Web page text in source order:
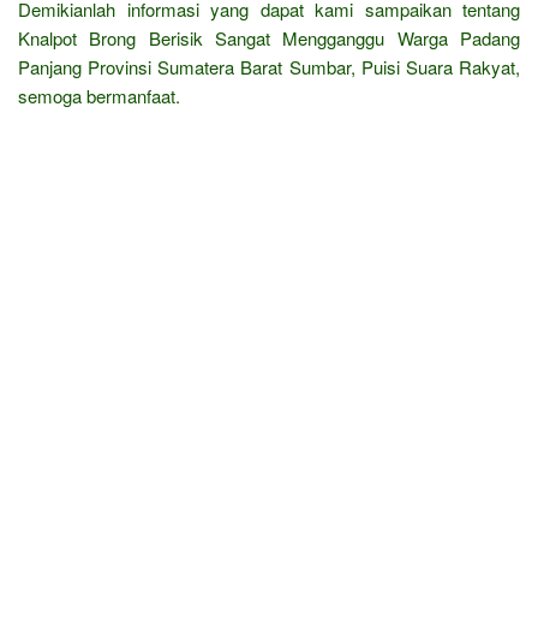
Demikianlah informasi yang dapat kami sampaikan tentang
Knalpot Brong Berisik Sangat Mengganggu Warga Padang
Panjang Provinsi Sumatera Barat Sumbar, Puisi Suara Rakyat,
semoga bermanfaat.